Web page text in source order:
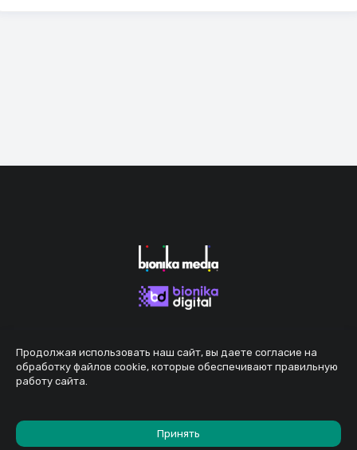
Продолжая использовать наш сайт, вы даете согласие на
обработку файлов cookie, которые обеспечивают правильную
работу сайта.
Принять